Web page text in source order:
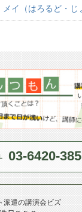
イ（はろるど・じ
03-6420-
遣の講演会ビズ